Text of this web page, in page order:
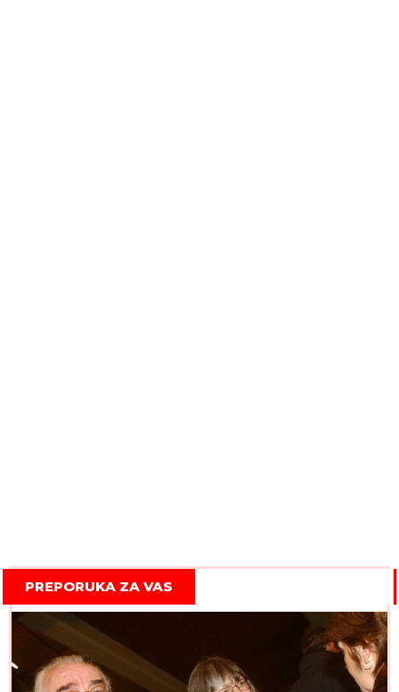
PREPORUKA ZA VAS